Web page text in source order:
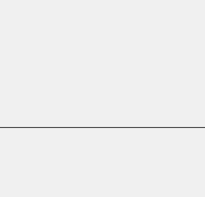
за якістю імпортним